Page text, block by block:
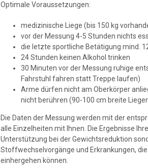
Optimale Voraussetzungen:
medizinische Liege (bis 150 kg
vor der Messung 4-5 Stunden nichts
die letzte sportliche Betätigung mind.
24 Stunden keinen Alkohol trinken
30 Minuten vor der Messung ruhige
Fahrstuhl fahren statt Treppe laufen)
Arme dürfen nicht am Oberkörper
nicht berühren (90-100 cm breite
Die Daten der Messung werden mit der
alle Einzelheiten mit Ihnen. Die Ergebnisse
Unterstützung bei der Gewichtsreduktion
Stoffwechselvorgänge und Erkrankungen,
einhergehen können.